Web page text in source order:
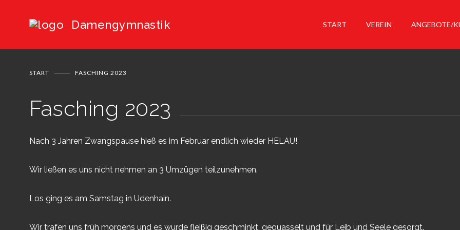
Damengymnastik START VEREIN ANGEBOTE/
START FASCHING 2023
Fasching 2023
Nach 3 Jahren Zwangspause hieß es im Februar endlich wieder HELAU!
Wir ließen es uns nicht nehmen an 3 Umzügen teilzunehmen.
Los ging es am Samstag in Udenhain.
Wir trafen uns früh morgens und es wurde fleißig geschminkt, gequasselt und für Leib und Seele gesorgt.